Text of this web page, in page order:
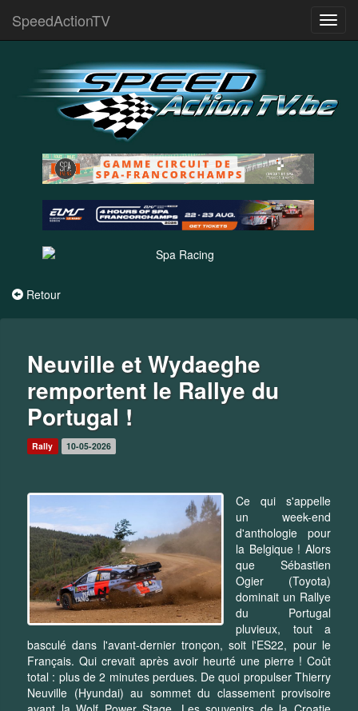
SpeedActionTV
Retour
Neuville et Wydaeghe
remportent le Rallye du
Portugal !
Rally 10-05-2026
Ce qui s'appelle
un week-end
d'anthologie pour
la Belgique ! Alors
que Sébastien
Ogier (Toyota)
dominait un Rallye
du Portugal
pluvieux, tout a
basculé dans l'avant-dernier tronçon, soit l'ES22, pour le
Français. Qui crevait après avoir heurté une pierre ! Coût
total : plus de 2 minutes perdues. De quoi propulser Thierry
Neuville (Hyundai) au sommet du classement provisoire